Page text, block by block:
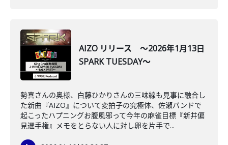
AIZO リリース ～2026年1月13日
SPARK TUESDAY～
勢喜さんの奥様、白藤ひかりさんの三味線も見事に融合し
た新曲『AIZO』について変拍子の究極体、佐瀬バンドで
起こったハプニングお腹風邪って今年の麻雀目標『新井偏
見選手権』メモをとらない人に対し卵を片手で...